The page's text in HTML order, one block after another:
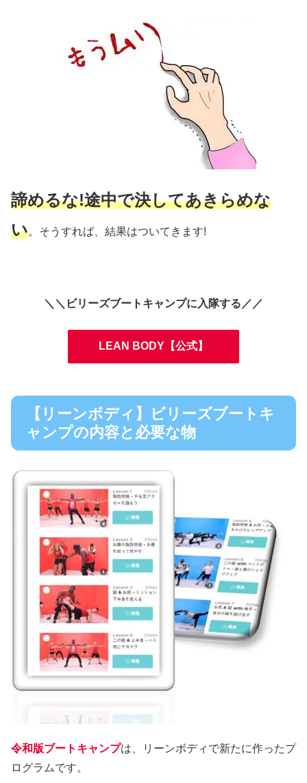
諦めるな!途中で決してあきらめな
い。そうすれば、結果はついてきます!
＼＼ビリーズブートキャンプに入隊する／／
LEAN BODY【公式】
【リーンボディ】ビリーズブートキ
ャンプの内容と必要な物
令和版ブートキャンプは、リーンボディで新たに作ったプ
ログラムです。